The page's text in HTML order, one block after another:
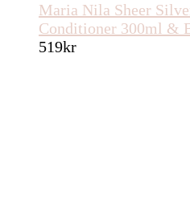
Maria Nila Sheer
Conditioner 300ml &
519kr